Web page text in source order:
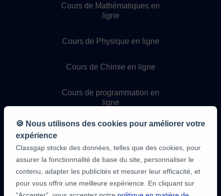
Cours de Mathématiques en
ligne
Cours de Physique en ligne
Cours de Chimie en ligne
Cours de programmation en
ligne
9,6/10
🍪 Nous utilisons des cookies pour améliorer votre
expérience
Classgap stocke des données, telles que des cookies, pour
assurer la fonctionnalité de base du site, personnaliser le
contenu, adapter les publicités et mesurer leur efficacité, et
pour vous offrir une meilleure expérience. En cliquant sur